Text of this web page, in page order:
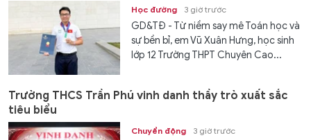
Học đường 3 giờ trước
GD&TĐ - Từ niềm say mê Toán học và
sự bền bỉ, em Vũ Xuân Hưng, học sinh
lớp 12 Trường THPT Chuyên Cao...
Trường THCS Trần Phú vinh danh thầy trò xuất sắc
tiêu biểu
Chuyển động 3 giờ trước